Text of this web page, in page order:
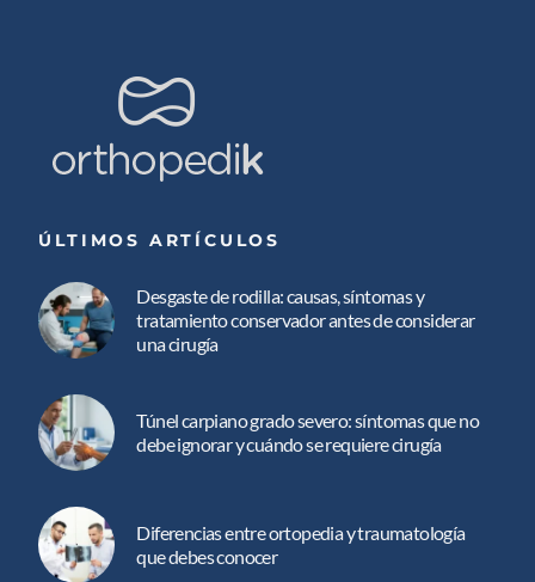
ÚLTIMOS ARTÍCULOS
Desgaste de rodilla: causas, síntomas y
tratamiento conservador antes de considerar
una cirugía
Túnel carpiano grado severo: síntomas que no
debe ignorar y cuándo se requiere cirugía
Diferencias entre ortopedia y traumatología
que debes conocer